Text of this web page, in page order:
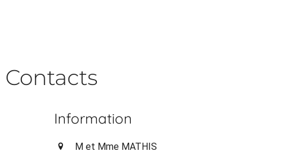
Contacts
Information
M et Mme MATHIS